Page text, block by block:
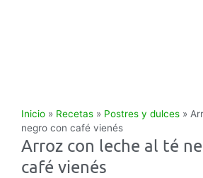
Inicio » Recetas » Postres y dulces »
negro con café vienés
Arroz con leche al té
café vienés